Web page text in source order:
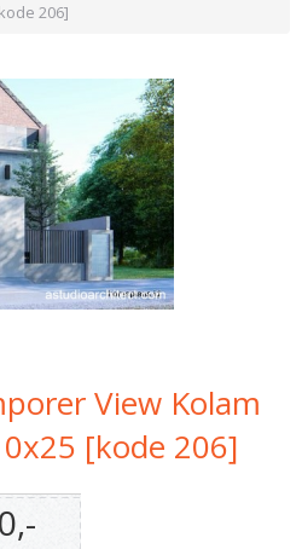
206]
View Kolam
[kode 206]